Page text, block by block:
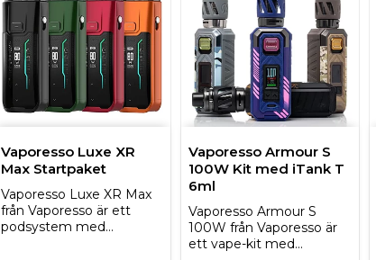
Vaporesso Luxe XR
Max Startpaket
Vaporesso Luxe XR Max
från Vaporesso är ett
podsystem med…
Vaporesso Armour S
100W Kit med iTank T
6ml
Vaporesso Armour S
100W från Vaporesso är
ett vape-kit med…